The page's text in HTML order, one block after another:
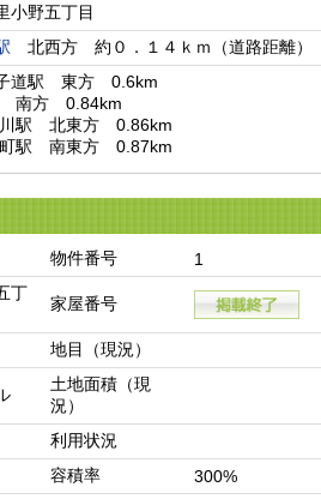
小野五丁目
北西方　約０．１４ｋｍ（道路距離）
道駅　東方　0.6km
駅　南東方　0.87km
物件番号 1
丁
家屋番号
地目（現況）
土地面積（現
況）
利用状況
容積率
300%